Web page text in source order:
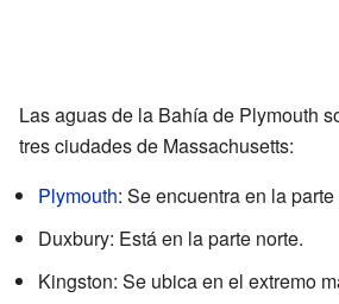
Las aguas de la Bahía de Plymouth
tres ciudades de Massachusetts:
Plymouth: Se encuentra en la
Duxbury: Está en la parte norte.
Kingston: Se ubica en el extremo